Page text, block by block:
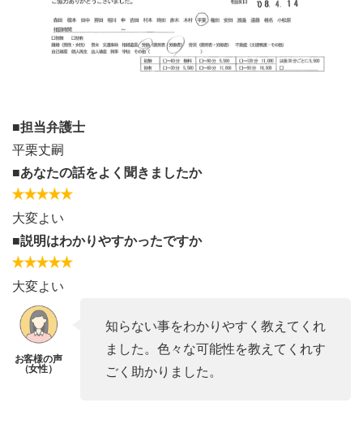
■担当弁護士
平栗丈嗣
■あなたの話をよく聞きましたか
大変よい
■説明はわかりやすかったですか
大変よい
知らない事をわかりやすく教えてくれ
ました。色々な可能性を教えてくれす
ごく助かりました。